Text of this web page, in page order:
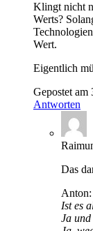
Klingt nicht
Werts?
Wert.
Eigentlich
Gepostet am
Antworten
Das
Anton:
Ist es
Ja